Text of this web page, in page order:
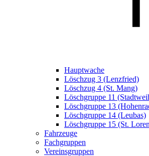
Hauptwache
Löschzug 3 (Lenzfried)
Löschzug 4 (St. Mang)
Löschgruppe 11
Löschgruppe 13
Löschgruppe 14 (Leubas)
Löschgruppe 15 (St.
Fahrzeuge
Fachgruppen
Vereinsgruppen